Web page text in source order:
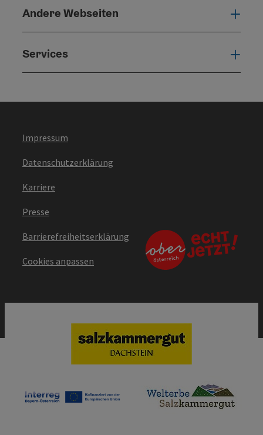
Andere Webseiten
Services
Impressum
Datenschutzerklärung
Karriere
Presse
Barrierefreiheitserklärung
Cookies anpassen